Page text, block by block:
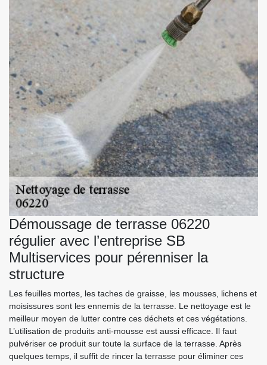
Démoussage de terrasse 06220
régulier avec l’entreprise SB
Multiservices pour pérenniser la
structure
Les feuilles mortes, les taches de graisse, les mousses, lichens et
moisissures sont les ennemis de la terrasse. Le nettoyage est le
meilleur moyen de lutter contre ces déchets et ces végétations.
L’utilisation de produits anti-mousse est aussi efficace. Il faut
pulvériser ce produit sur toute la surface de la terrasse. Après
quelques temps, il suffit de rincer la terrasse pour éliminer ces